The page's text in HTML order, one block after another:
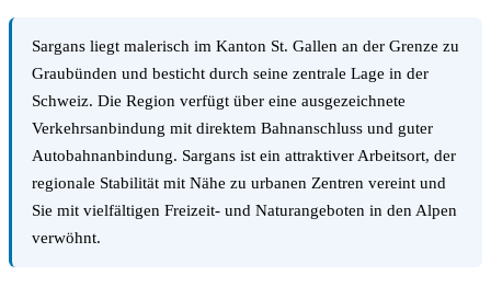
Sargans liegt malerisch im Kanton St. Gallen an der Grenze zu
Graubünden und besticht durch seine zentrale Lage in der
Schweiz. Die Region verfügt über eine ausgezeichnete
Verkehrsanbindung mit direktem Bahnanschluss und guter
Autobahnanbindung. Sargans ist ein attraktiver Arbeitsort, der
regionale Stabilität mit Nähe zu urbanen Zentren vereint und
Sie mit vielfältigen Freizeit- und Naturangeboten in den Alpen
verwöhnt.